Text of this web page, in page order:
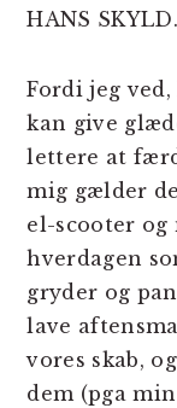
HANS SKYLD.
Fordi jeg
kan give
lettere at
mig gælder
el-scooter
hverdagen
gryder og
lave
vores skab,
dem (pga